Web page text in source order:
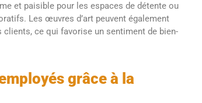
et paisible pour les espaces de détente ou
Les œuvres d’art peuvent également
ce qui favorise un sentiment de bien-
grâce à la